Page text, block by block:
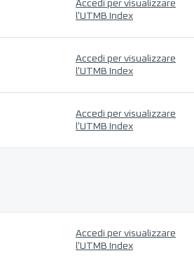
Accedi per visualizzare
l'UTMB Index
Accedi per visualizzare
l'UTMB Index
Accedi per visualizzare
l'UTMB Index
Accedi per visualizzare
l'UTMB Index